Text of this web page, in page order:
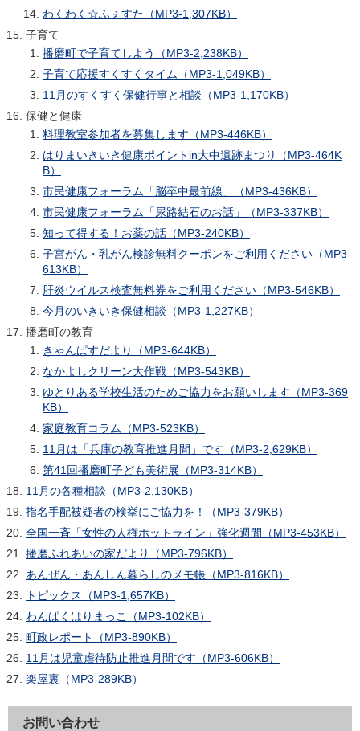
わくわく☆ふぇすた（MP3-1,307KB）
子育て
播磨町で子育てしよう（MP3-2,238KB）
子育て応援すくすくタイム（MP3-1,049KB）
11月のすくすく保健行事と相談（MP3-1,170KB）
保健と健康
料理教室参加者を募集します（MP3-446KB）
はりまいきいき健康ポイントin大中遺跡まつり（MP3-464K
B）
市民健康フォーラム「脳卒中最前線」（MP3-436KB）
市民健康フォーラム「尿路結石のお話」（MP3-337KB）
知って得する！お薬の話（MP3-240KB）
子宮がん・乳がん検診無料クーポンをご利用ください（MP3-
613KB）
肝炎ウイルス検査無料券をご利用ください（MP3-546KB）
今月のいきいき保健相談（MP3-1,227KB）
播磨町の教育
きゃんぱすだより（MP3-644KB）
なかよしクリーン大作戦（MP3-543KB）
ゆとりある学校生活のためご協力をお願いします（MP3-369
KB）
家庭教育コラム（MP3-523KB）
11月は「兵庫の教育推進月間」です（MP3-2,629KB）
第41回播磨町子ども美術展（MP3-314KB）
11月の各種相談（MP3-2,130KB）
指名手配被疑者の検挙にご協力を！（MP3-379KB）
全国一斉「女性の人権ホットライン」強化週間（MP3-453KB）
播磨ふれあいの家だより（MP3-796KB）
あんぜん・あんしん暮らしのメモ帳（MP3-816KB）
トピックス（MP3-1,657KB）
わんぱくはりまっこ（MP3-102KB）
町政レポート（MP3-890KB）
11月は児童虐待防止推進月間です（MP3-606KB）
楽屋裏（MP3-289KB）
お問い合わせ